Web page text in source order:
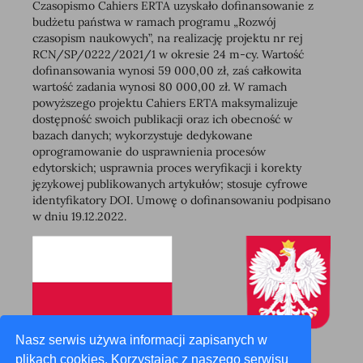
Nasz serwis używa informacji zapisanych w
plikach cookies. Korzystając z naszego serwisu
Czasopismo Cahiers ERTA uzyskało dofinansowanie z
budżetu państwa w ramach programu „Rozwój
czasopism naukowych”, na realizację projektu nr rej
RCN/SP/0222/2021/1 w okresie 24 m-cy. Wartość
dofinansowania wynosi 59 000,00 zł, zaś całkowita
wartość zadania wynosi 80 000,00 zł. W ramach
powyższego projektu Cahiers ERTA maksymalizuje
dostępność swoich publikacji oraz ich obecność w
bazach danych; wykorzystuje dedykowane
oprogramowanie do usprawnienia procesów
edytorskich; usprawnia proces weryfikacji i korekty
językowej publikowanych artykułów; stosuje cyfrowe
identyfikatory DOI. Umowę o dofinansowaniu podpisano
w dniu 19.12.2022.